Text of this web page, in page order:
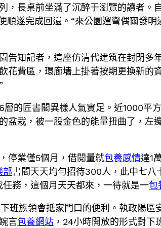
，長桌前坐滿了沉醉于瀏覽的讀者。
順遂完成回還。“來公園遛彎偶爾發
告知記者，這座仿清代建筑在封閉
花費區，環廊墻上掛著按期更換新
的匠書閣異樣人氣實足。近1000平
盆栽，被一股金色的能量扭曲了，
停業僅5個月，借閱量就包養感情達1
部書閣天天均勻招待300人，此中七八
務，這個月天天都來，一待就是一包
班族領會抵家門口的便利。執政陽
言包養網站 ，24小時開放的形式對